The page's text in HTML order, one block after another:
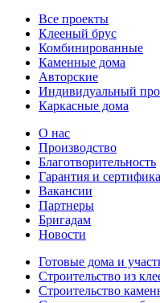
Все проекты
Клееный брус
Комбинированные
Каменные дома
Авторские
Индивидуальный
Каркасные дома
О нас
Производство
Благотворительность
Гарантия и
Вакансии
Партнеры
Бригадам
Новости
Готовые дома и
Строительство из
Строительство